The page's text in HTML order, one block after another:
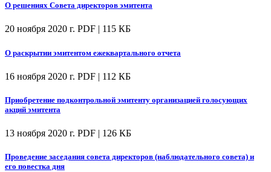
О решениях Совета директоров эмитента
20 ноября 2020 г. PDF | 115 КБ
О раскрытии эмитентом ежеквартального отчета
16 ноября 2020 г. PDF | 112 КБ
Приобретение подконтрольной эмитенту организацией голосующих
акций эмитента
13 ноября 2020 г. PDF | 126 КБ
Проведение заседания совета директоров (наблюдательного совета) и
его повестка дня